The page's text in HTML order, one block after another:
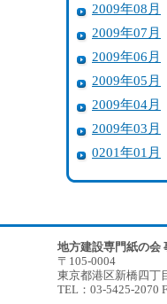
2009年08月
2009年07月
2009年06月
2009年05月
2009年04月
2009年03月
0201年01月
地方建設専門紙の会
〒105-0004
東京都港区新橋四丁
TEL：03-5425-2070